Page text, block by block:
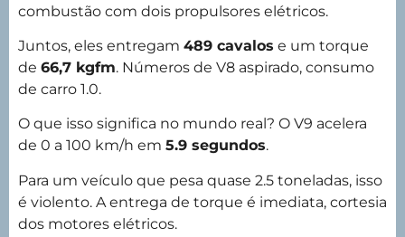
combustão com dois propulsores elétricos.
Juntos, eles entregam 489 cavalos e um torque
de 66,7 kgfm. Números de V8 aspirado, consumo
de carro 1.0.
O que isso significa no mundo real? O V9 acelera
de 0 a 100 km/h em 5.9 segundos.
Para um veículo que pesa quase 2.5 toneladas, isso
é violento. A entrega de torque é imediata, cortesia
dos motores elétricos.